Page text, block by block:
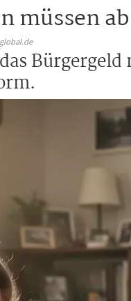
müssen